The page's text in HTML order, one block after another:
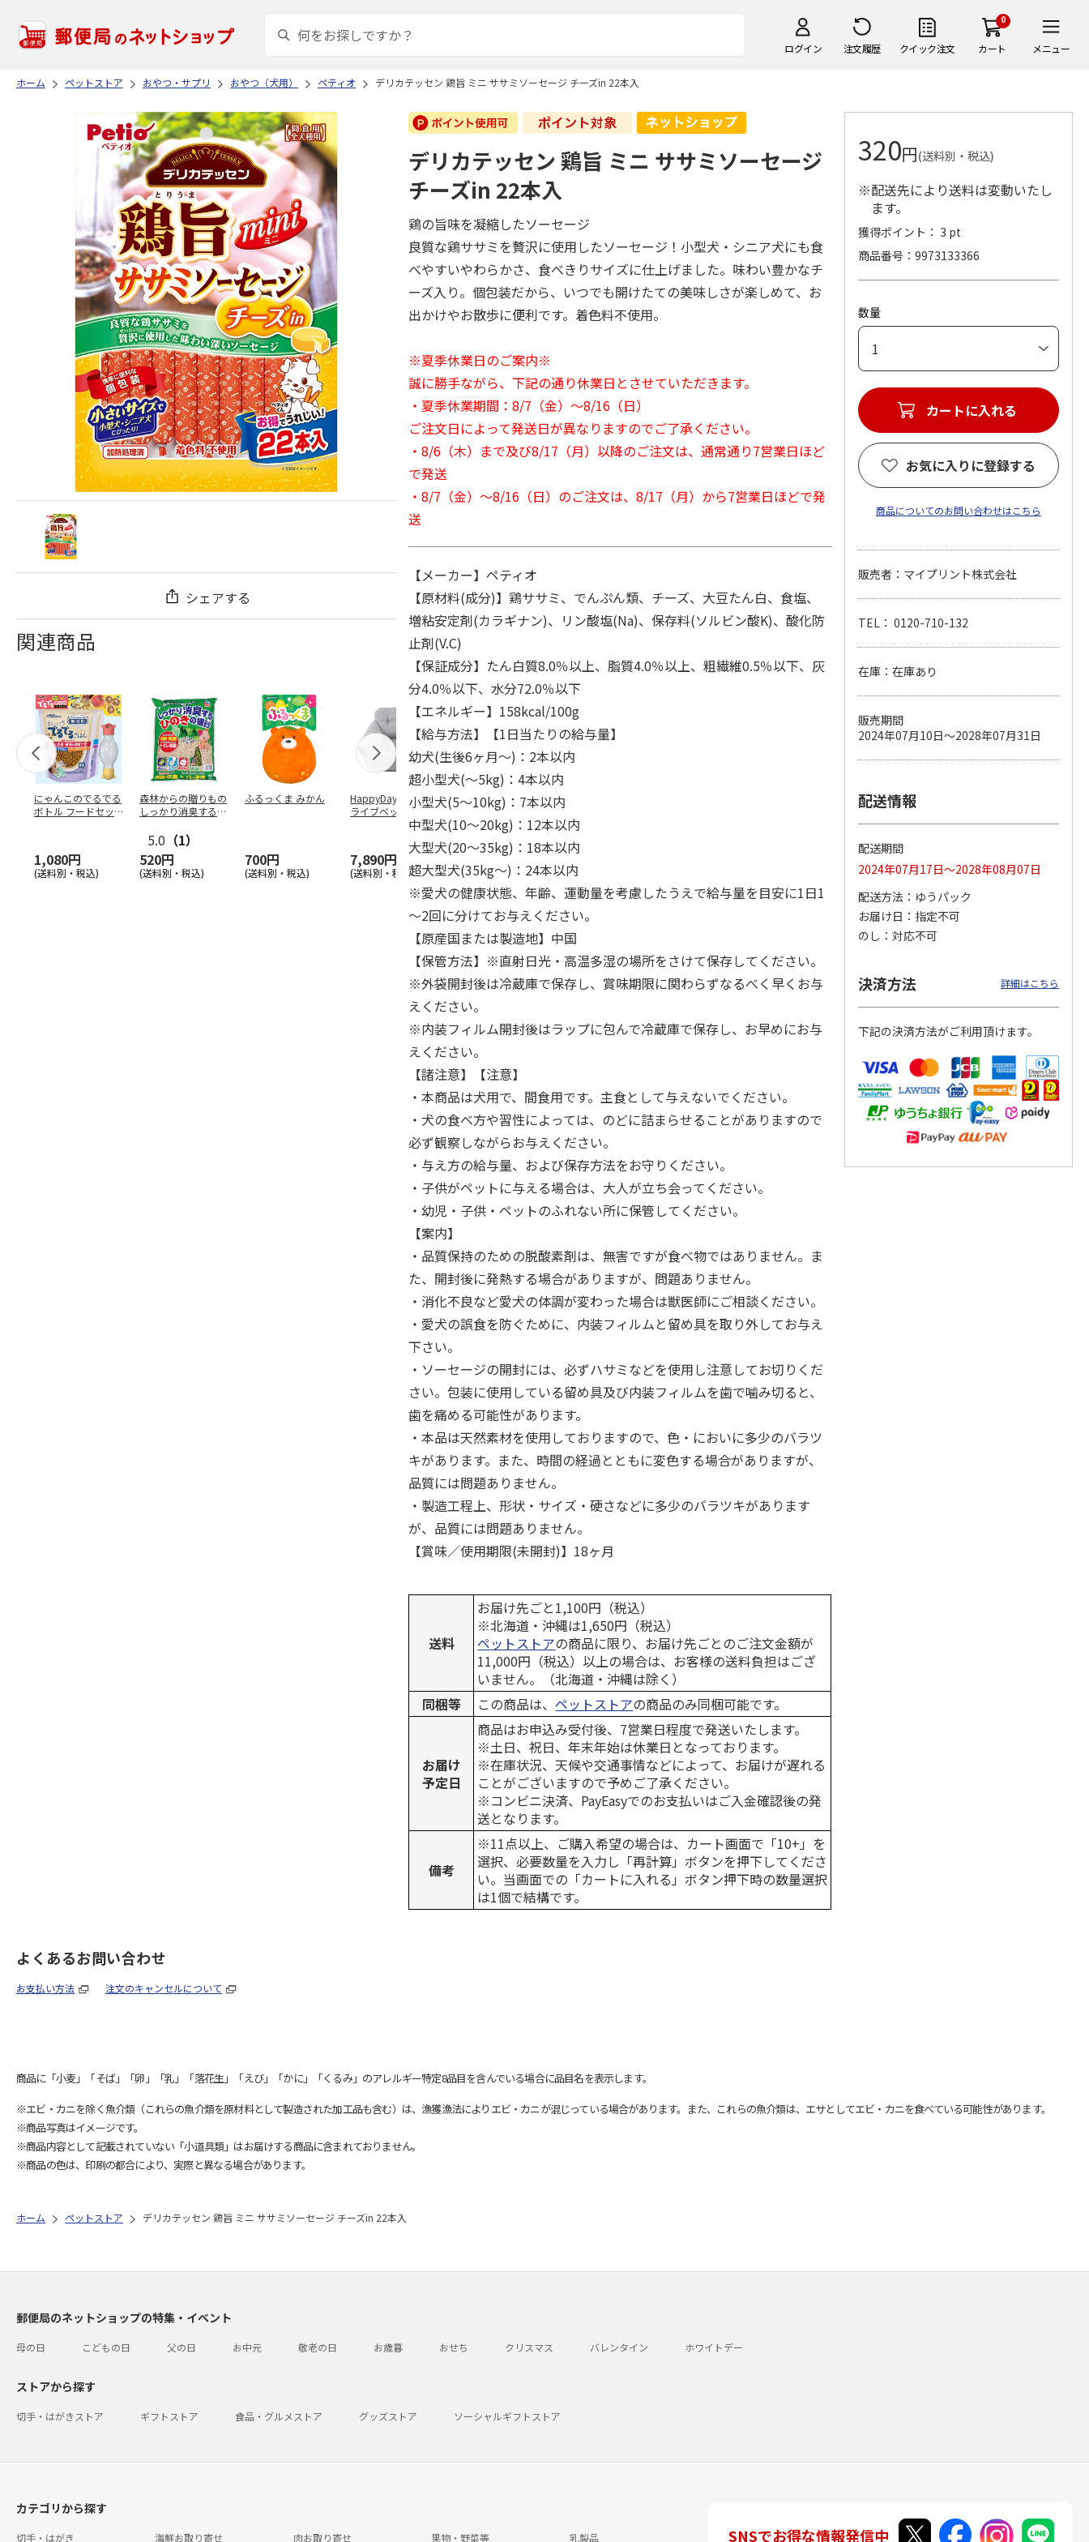
ログイン 注文履歴 クイック注文
0
カート メニュー
ホーム ペットストア おやつ・サプリ おやつ（犬用） ペティオ デリカテッセン 鶏旨 ミニ ササミソーセージ チーズin 22本入
シェアする
関連商品
にゃんこのでるでる
ボトル フードセッ
1,080円
(送料別・税込)
森林からの贈りもの
しっかり消臭するひ
5.0 （1）
520円
(送料別・税込)
ふるっくま みかん
700円
(送料別・税込)
HappyDays 2wayド
ライブベッド グレ
7,890円
(送料別・税込)
獣医師開発 ニオイ
をとる砂専用 猫ト
イレ ナチュラルグ
1,550円
(送料別・税込)
デオトイレ 飛び散
らない消臭・抗菌サ
ンド 4L
1,320円
(送料別・税込)
ペット線香 虹のか
なた フルーティフ
ローラルの香り
590円
(送料別・税込)
えBOX とりささ…
380円
(送料別・税込)
デリカテッセン 鶏旨 ミニ ササミソーセージ
チーズin 22本入
鶏の旨味を凝縮したソーセージ
良質な鶏ササミを贅沢に使用したソーセージ！小型犬・シニア犬にも食
べやすいやわらかさ、食べきりサイズに仕上げました。味わい豊かなチ
ーズ入り。個包装だから、いつでも開けたての美味しさが楽しめて、お
出かけやお散歩に便利です。着色料不使用。
※夏季休業日のご案内※
誠に勝手ながら、下記の通り休業日とさせていただきます。
・夏季休業期間：8/7（金）～8/16（日）
ご注文日によって発送日が異なりますのでご了承ください。
・8/6（木）まで及び8/17（月）以降のご注文は、通常通り7営業日ほど
で発送
・8/7（金）～8/16（日）のご注文は、8/17（月）から7営業日ほどで発
送
【メーカー】ペティオ
【原材料(成分)】鶏ササミ、でんぷん類、チーズ、大豆たん白、食塩、
増粘安定剤(カラギナン)、リン酸塩(Na)、保存料(ソルビン酸K)、酸化防
止剤(V.C)
【保証成分】たん白質8.0％以上、脂質4.0％以上、粗繊維0.5％以下、灰
分4.0％以下、水分72.0％以下
【エネルギー】158kcal/100g
【給与方法】【1日当たりの給与量】
幼犬(生後6ヶ月～)：2本以内
超小型犬(～5kg)：4本以内
小型犬(5～10kg)：7本以内
中型犬(10～20kg)：12本以内
大型犬(20～35kg)：18本以内
超大型犬(35kg～)：24本以内
※愛犬の健康状態、年齢、運動量を考慮したうえで給与量を目安に1日1
～2回に分けてお与えください。
【原産国または製造地】中国
【保管方法】※直射日光・高温多湿の場所をさけて保存してください。
※外袋開封後は冷蔵庫で保存し、賞味期限に関わらずなるべく早くお与
えください。
※内装フィルム開封後はラップに包んで冷蔵庫で保存し、お早めにお与
えください。
【諸注意】【注意】
・本商品は犬用で、間食用です。主食として与えないでください。
・犬の食べ方や習性によっては、のどに詰まらせることがありますので
必ず観察しながらお与えください。
・与え方の給与量、および保存方法をお守りください。
・子供がペットに与える場合は、大人が立ち会ってください。
・幼児・子供・ペットのふれない所に保管してください。
【案内】
・品質保持のための脱酸素剤は、無害ですが食べ物ではありません。ま
た、開封後に発熱する場合がありますが、問題ありません。
・消化不良など愛犬の体調が変わった場合は獣医師にご相談ください。
・愛犬の誤食を防ぐために、内装フィルムと留め具を取り外してお与え
下さい。
・ソーセージの開封には、必ずハサミなどを使用し注意してお切りくだ
さい。包装に使用している留め具及び内装フィルムを歯で噛み切ると、
歯を痛める可能性があります。
・本品は天然素材を使用しておりますので、色・においに多少のバラツ
キがあります。また、時間の経過とともに変色する場合がありますが、
品質には問題ありません。
・製造工程上、形状・サイズ・硬さなどに多少のバラツキがあります
が、品質には問題ありません。
【賞味／使用期限(未開封)】18ヶ月
送料
お届け先ごと1,100円（税込）
※北海道・沖縄は1,650円（税込）
ペットストアの商品に限り、お届け先ごとのご注文金額が
11,000円（税込）以上の場合は、お客様の送料負担はござ
いません。（北海道・沖縄は除く）
同梱等
この商品は、ペットストアの商品のみ同梱可能です。
お届け
予定日
商品はお申込み受付後、7営業日程度で発送いたします。
※土日、祝日、年末年始は休業日となっております。
※在庫状況、天候や交通事情などによって、お届けが遅れる
ことがございますので予めご了承ください。
※コンビニ決済、PayEasyでのお支払いはご入金確認後の発
送となります。
備考
※11点以上、ご購入希望の場合は、カート画面で「10+」を
選択、必要数量を入力し「再計算」ボタンを押下してくださ
い。当画面での「カートに入れる」ボタン押下時の数量選択
は1個で結構です。
320円(送料別・税込)
※配送先により送料は変動いたし
ます。
獲得ポイント： 3 pt
商品番号
9973133366
数量
カートに入れる
お気に入りに登録する
商品についてのお問い合わせはこちら
販売者：マイプリント株式会社
TEL： 0120-710-132
在庫：在庫あり
販売期間
2024年07月10日～2028年07月31日
配送情報
配送期間
2024年07月17日～2028年08月07日
配送方法
ゆうパック
お届け日
指定不可
のし
対応不可
決済方法 詳細はこちら
下記の決済方法がご利用頂けます。
よくあるお問い合わせ
お支払い方法 注文のキャンセルについて
商品に「小麦」「そば」「卵」「乳」「落花生」「えび」「かに」「くるみ」のアレルギー特定8品目を含んでいる場合に品目名を表示します。
※エビ・カニを除く魚介類（これらの魚介類を原材料として製造された加工品も含む）は、漁獲漁法によりエビ・カニが混じっている場合があります。また、これらの魚介類は、エサとしてエビ・カニを食べている可能性があります。
※商品写真はイメージです。
※商品内容として記載されていない「小道具類」はお届けする商品に含まれておりません。
※商品の色は、印刷の都合により、実際と異なる場合があります。
ホーム ペットストア デリカテッセン 鶏旨 ミニ ササミソーセージ チーズin 22本入
郵便局のネットショップの特集・イベント
母の日 こどもの日 父の日 お中元 敬老の日 お歳暮 おせち クリスマス バレンタイン ホワイトデー
ストアから探す
切手・はがきストア ギフトストア 食品・グルメストア グッズストア ソーシャルギフトストア
カテゴリから探す
切手・はがき 海鮮お取り寄せ 肉お取り寄せ 果物・野菜等 乳製品 SNSでお得な情報発信中